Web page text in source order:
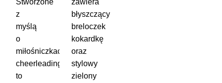
z
myślą
o
miłośniczkach
cheerleadingu,
to
błyszczący
breloczek
kokardkę
oraz
stylowy
zielony